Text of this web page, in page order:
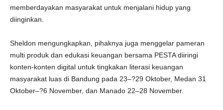
memberdayakan masyarakat untuk menjalani hidup yang
diinginkan.
Sheldon mengungkapkan, pihaknya juga menggelar pameran
multi produk dan edukasi keuangan bersama PESTA diiringi
konten-konten digital untuk tingkakan literasi keuangan
masyarakat luas di Bandung pada 23–?29 Oktober, Medan 31
Oktober–?6 November, dan Manado 22–28 November.